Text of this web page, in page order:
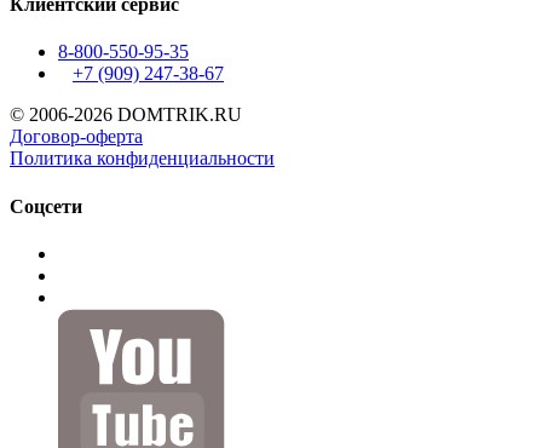
Клиентский сервис
8-800-550-95-35
+7 (909) 247-38-67
© 2006-2026 DOMTRIK.RU
Договор-оферта
Политика конфиденциальности
Соцсети